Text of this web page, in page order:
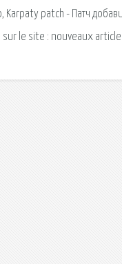
patch - Патч
le site : nouveaux